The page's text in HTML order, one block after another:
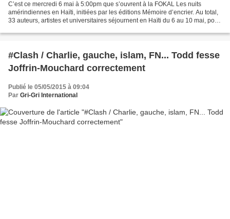
C’est ce mercredi 6 mai à 5:00pm que s’ouvrent à la FOKAL Les nuits
amérindiennes en Haïti, initiées par les éditions Mémoire d’encrier. Au total,
33 auteurs, artistes et universitaires séjournent en Haïti du 6 au 10 mai, pour
#Clash / Charlie, gauche, islam, FN... Todd fesse
Joffrin-Mouchard correctement
Publié le 05/05/2015 à 09:04
Par Gri-Gri International